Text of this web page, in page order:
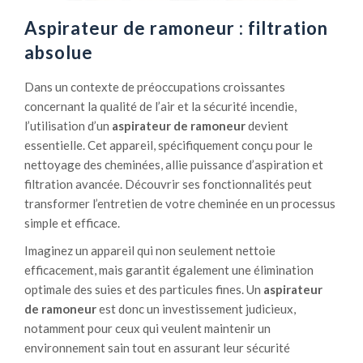
o
c
b
u
r
e
t
e
e
n
d
e
f
o
Aspirateur de ramoneur : filtration
absolue
Dans un contexte de préoccupations croissantes
concernant la qualité de l’air et la sécurité incendie,
l’utilisation d’un aspirateur de ramoneurdevient
essentielle. Cet appareil, spécifiquement conçu pour le
nettoyage des cheminées, allie puissance d’aspiration et
filtration avancée. Découvrir ses fonctionnalités peut
transformer l’entretien de votre cheminée en un processus
simple et efficace.
Imaginez un appareil qui non seulement nettoie
efficacement, mais garantit également une élimination
optimale des suies et des particules fines. Un aspirateur
de ramoneurest donc un investissement judicieux,
notamment pour ceux qui veulent maintenir un
environnement sain tout en assurant leur sécurité